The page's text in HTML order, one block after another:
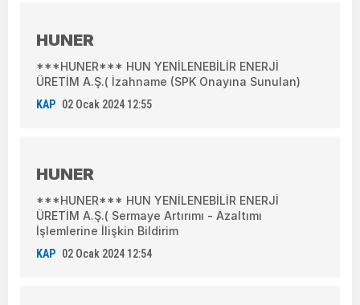
HUNER
***HUNER*** HUN YENİLENEBİLİR ENERJİ
ÜRETİM A.Ş.( İzahname (SPK Onayına Sunulan)
KAP 02 Ocak 2024 12:55
HUNER
***HUNER*** HUN YENİLENEBİLİR ENERJİ
ÜRETİM A.Ş.( Sermaye Artırımı - Azaltımı
İşlemlerine İlişkin Bildirim
KAP 02 Ocak 2024 12:54